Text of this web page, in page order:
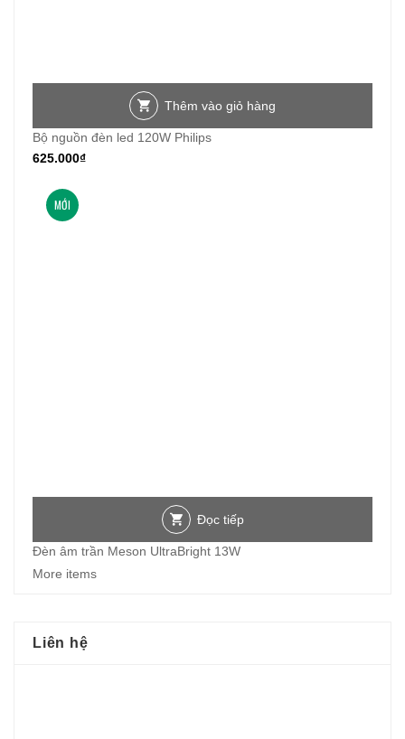
Thêm vào giỏ hàng
Bộ nguồn đèn led 120W Philips
625.000₫
MỚI
Đọc tiếp
Đèn âm trần Meson UltraBright 13W
More items
Liên hệ